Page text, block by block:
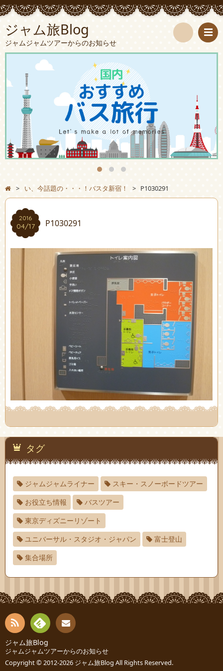
ジャム旅Blog
ジャムジャムツアーからのお知らせ
検
> い、今話題の・・・！バスタ新宿！ > P1030291
2016
04/17 P1030291
タグ
ジャムジャムライナー
スキー・スノーボードツアー
お役立ち情報
バスツアー
東京ディズニーリゾート
ユニバーサル・スタジオ・ジャパン
富士登山
集合場所
RSS
Fee
dly
先
ジャム旅Blog
ジャムジャムツアーからのお知らせ
Copyright © 2012-2026 ジャム旅Blog All Rights Reserved.